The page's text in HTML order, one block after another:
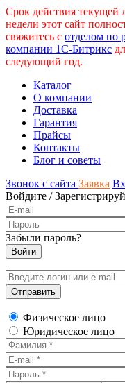
Срок действия текущей
недели этот сайт
свяжитесь с отделом по
компании 1С-Битрикс
следующий год.
Каталог
О компании
Доставка
Гарантия
Прайсы
Контакты
Блог и советы
Звонок с сайта Заявка
Войдите /
Забыли пароль?
Физическое лицо
Юридическое лицо